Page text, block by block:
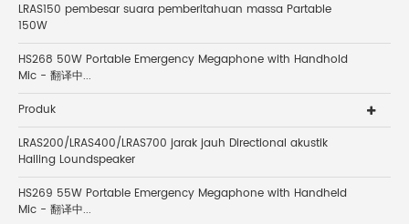
LRAS150 pembesar suara pemberitahuan massa Partable
150W
HS268 50W Portable Emergency Megaphone with Handhold
Mic - 翻译中...
Produk
LRAS200/LRAS400/LRAS700 jarak jauh Directional akustik
Hailing Loundspeaker
HS269 55W Portable Emergency Megaphone with Handheld
Mic - 翻译中...